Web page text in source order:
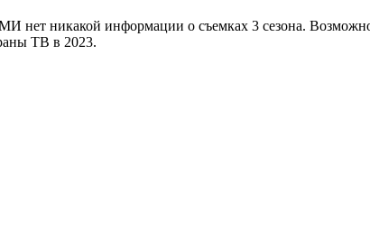
никакой информации о съемках 3 сезона. Возможно,
ТВ в 2023.